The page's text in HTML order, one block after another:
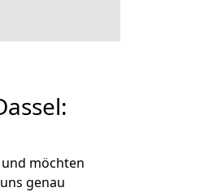
möchten
genau